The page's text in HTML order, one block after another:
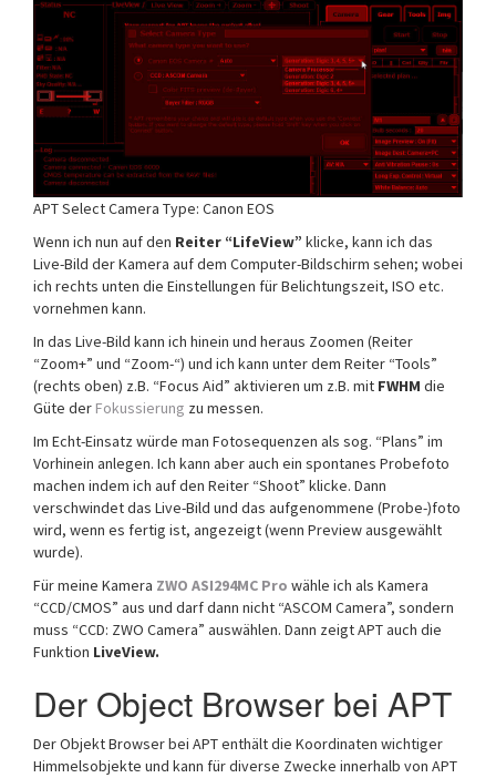
APT Select Camera Type: Canon EOS
Wenn ich nun auf den Reiter “LifeView” klicke, kann ich das
Live-Bild der Kamera auf dem Computer-Bildschirm sehen; wobei
ich rechts unten die Einstellungen für Belichtungszeit, ISO etc.
vornehmen kann.
In das Live-Bild kann ich hinein und heraus Zoomen (Reiter
“Zoom+” und “Zoom-“) und ich kann unter dem Reiter “Tools”
(rechts oben) z.B. “Focus Aid” aktivieren um z.B. mit FWHM die
Güte der Fokussierung zu messen.
Im Echt-Einsatz würde man Fotosequenzen als sog. “Plans” im
Vorhinein anlegen. Ich kann aber auch ein spontanes Probefoto
machen indem ich auf den Reiter “Shoot” klicke. Dann
verschwindet das Live-Bild und das aufgenommene (Probe-)foto
wird, wenn es fertig ist, angezeigt (wenn Preview ausgewählt
wurde).
Für meine Kamera ZWO ASI294MC Pro wähle ich als Kamera
“CCD/CMOS” aus und darf dann nicht “ASCOM Camera”, sondern
muss “CCD: ZWO Camera” auswählen. Dann zeigt APT auch die
Funktion LiveView.
Der Object Browser bei APT
Der Objekt Browser bei APT enthält die Koordinaten wichtiger
Himmelsobjekte und kann für diverse Zwecke innerhalb von APT